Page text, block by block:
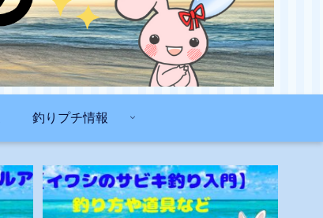
釣りプチ情報